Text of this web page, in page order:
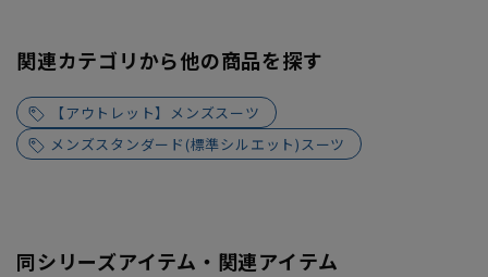
関連カテゴリから他の商品を探す
【アウトレット】メンズスーツ
メンズスタンダード(標準シルエット)スーツ
同シリーズアイテム・関連アイテム